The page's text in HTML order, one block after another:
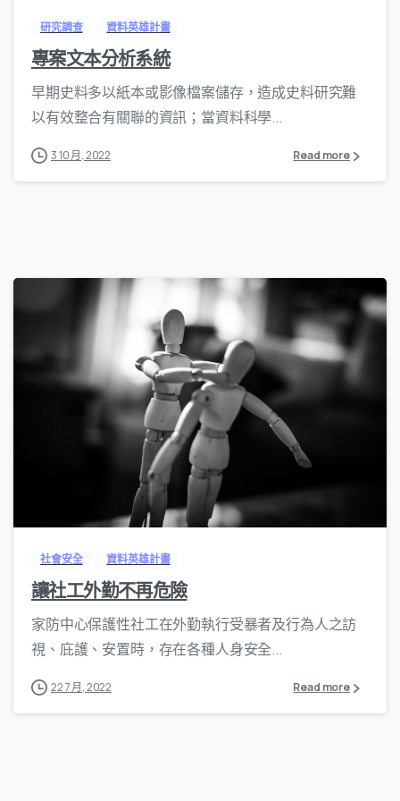
研究調查 資料英雄計畫
專案文本分析系統
早期史料多以紙本或影像檔案儲存，造成史料研究難
以有效整合有關聯的資訊；當資料科學...
3 10 月, 2022 Read more
社會安全 資料英雄計畫
讓社工外勤不再危險
家防中心保護性社工在外勤執行受暴者及行為人之訪
視、庇護、安置時，存在各種人身安全...
22 7 月, 2022 Read more